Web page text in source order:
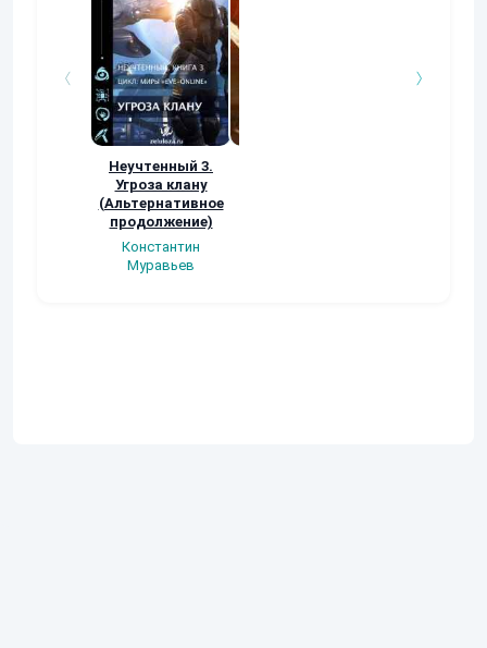
Неучтенный 3.
Угроза клану
(Альтернативное
продолжение)
Константин
Муравьев